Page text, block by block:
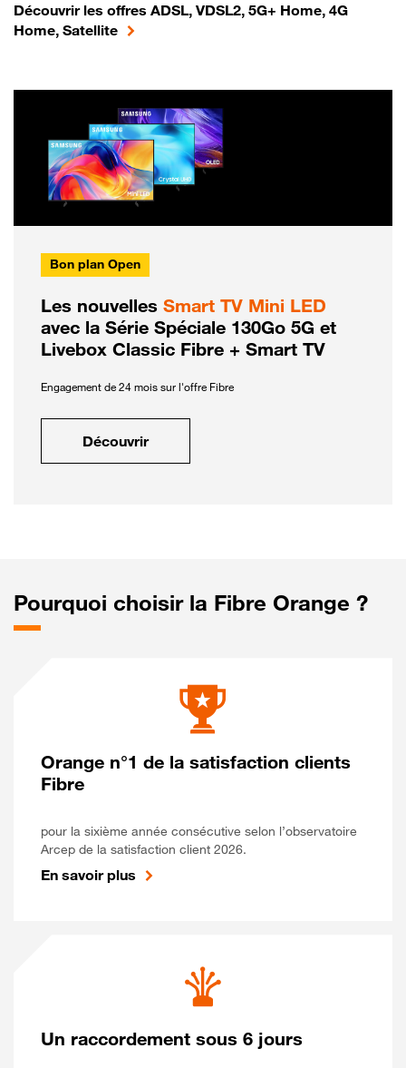
Découvrir les offres ADSL, VDSL2, 5G+ Home, 4G
Home, Satellite
Bon plan Open
Les nouvelles Smart TV Mini LED
avec la Série Spéciale 130Go 5G et
Livebox Classic Fibre + Smart TV
Engagement de 24 mois sur l'offre Fibre
Découvrir
Pourquoi choisir la Fibre Orange ?
Orange n°1 de la satisfaction clients
Fibre
pour la sixième année consécutive selon l’observatoire
Arcep de la satisfaction client 2026.
En savoir plus
Un raccordement sous 6 jours